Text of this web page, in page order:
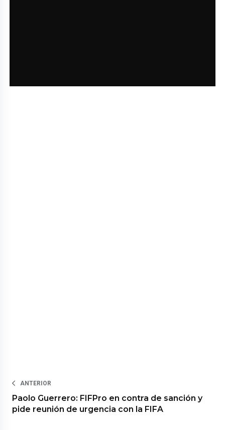
ANTERIOR
Paolo Guerrero: FIFPro en contra de sanción y
pide reunión de urgencia con la FIFA